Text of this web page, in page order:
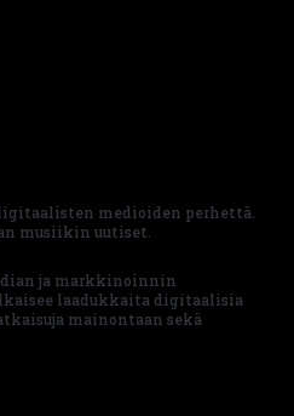
medioiden perhettä.
musiikin uutiset.
ja markkinoinnin
laadukkaita digitaalisia
mainontaan sekä